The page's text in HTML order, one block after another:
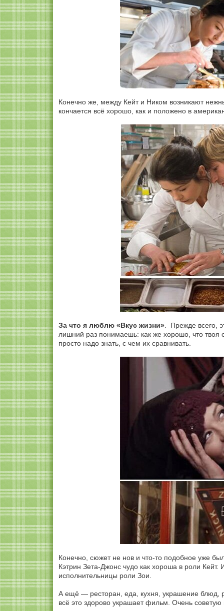
Конечно же, между Кейт и Ником возникают
кончается всё хорошо, как и положено в
За что я люблю «Вкус жизни» . Прежде всего,
лишний раз понимаешь: как же хорошо, что
просто надо знать, с чем их сравнивать.
Конечно, сюжет не нов и что-то подобное уже
Кэтрин Зета-Джонс чудо как хороша в роли
исполнительницы роли Зои.
А ещё — ресторан, еда, кухня, украшение блюд,
всё это здорово украшает фильм. Очень